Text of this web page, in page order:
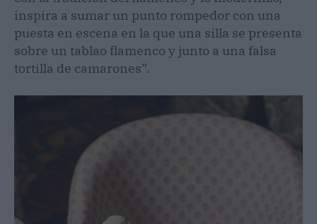
inspira a sumar un punto rompedor con una
puesta en escena en la que una silla se presenta
sobre un tablao flamenco y junto a una falsa
tortilla de camarones”.